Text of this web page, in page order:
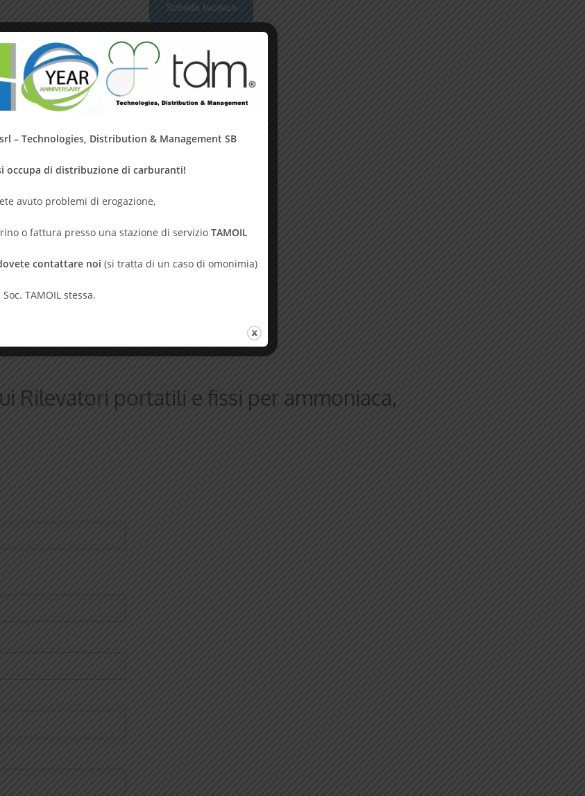
Scheda tecnica
X Gard
Rilevatori portatili e fissi per ammoniaca,
– Technologies, Distribution & Management SB
occupa di distribuzione di carburanti!
avuto problemi di erogazione,
o fattura presso una stazione di servizio TAMOIL
contattare noi (si tratta di un caso di omonimia)
TAMOIL stessa.